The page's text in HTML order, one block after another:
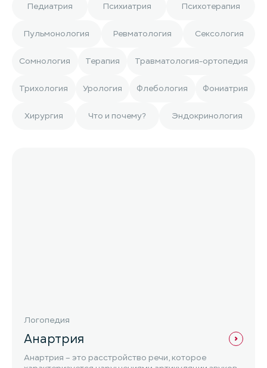
Педиатрия Психиатрия Психотерапия
Пульмонология Ревматология Сексология
Сомнология Терапия Травматология-ортопедия
Трихология Урология Флебология Фониатрия
Хирургия Что и почему? Эндокринология
Логопедия
Анартрия
Анартрия – это расстройство речи, которое